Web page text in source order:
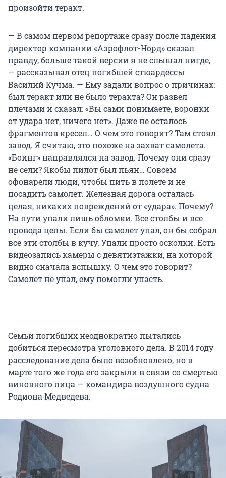
произойти теракт.
— В самом первом репортаже сразу после падения
директор компании «Аэрофлот-Норд» сказал
правду, больше такой версии я не слышал нигде,
— рассказывал отец погибшей стюардессы
Василий Кучма. — Ему задали вопрос о причинах:
был теракт или не было теракта? Он развел
плечами и сказал: «Вы сами понимаете, воронки
от удара нет, ничего нет». Даже не осталось
фрагментов кресел… О чем это говорит? Там стоял
завод. Я считаю, это похоже на захват самолета.
«Боинг» направлялся на завод. Почему они сразу
не сели? Якобы пилот был пьян… Совсем
офонарели люди, чтобы пить в полете и не
посадить самолет. Железная дорога осталась
целая, никаких повреждений от «удара». Почему?
На пути упали лишь обломки. Все столбы и все
провода целы. Если бы самолет упал, он бы собрал
все эти столбы в кучу. Упали просто осколки. Есть
видеозапись камеры с девятиэтажки, на которой
видно сначала вспышку. О чем это говорит?
Самолет не упал, ему помогли упасть.
Семьи погибших неоднократно пытались
добиться пересмотра уголовного дела. В 2014 году
расследование дела было возобновлено, но в
марте того же года его закрыли в связи со смертью
виновного лица — командира воздушного судна
Родиона Медведева.